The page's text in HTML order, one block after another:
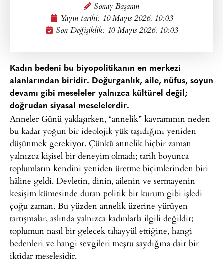
Sonay Başaran
Yayın tarihi: 10 Mayıs 2026, 10:03
Son Değişiklik: 10 Mayıs 2026, 10:03
Kadın bedeni bu biyopolitikanın en merkezi
alanlarından biridir. Doğurganlık, aile, nüfus, soyun
devamı gibi meseleler yalnızca kültürel değil;
doğrudan siyasal meselelerdir.
Anneler Günü yaklaşırken, “annelik” kavramının neden
bu kadar yoğun bir ideolojik yük taşıdığını yeniden
düşünmek gerekiyor. Çünkü annelik hiçbir zaman
yalnızca kişisel bir deneyim olmadı; tarih boyunca
toplumların kendini yeniden üretme biçimlerinden biri
hâline geldi. Devletin, dinin, ailenin ve sermayenin
kesişim kümesinde duran politik bir kurum gibi işledi
çoğu zaman. Bu yüzden annelik üzerine yürüyen
tartışmalar, aslında yalnızca kadınlarla ilgili değildir;
toplumun nasıl bir gelecek tahayyül ettiğine, hangi
bedenleri ve hangi sevgileri meşru saydığına dair bir
iktidar meselesidir.